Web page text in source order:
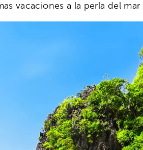
vacaciones a la perla del mar